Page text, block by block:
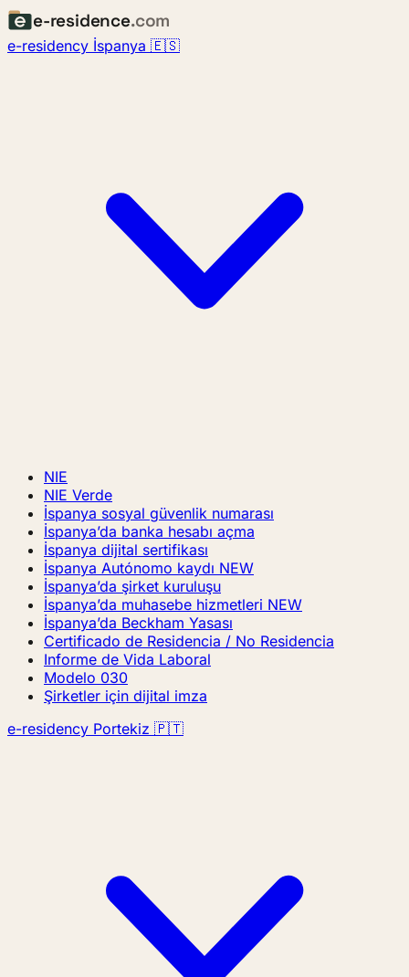
e-residence.com
e-residency İspanya 🇪🇸
NIE
NIE Verde
İspanya sosyal güvenlik numarası
İspanya’da banka hesabı açma
İspanya dijital sertifikası
İspanya Autónomo kaydı NEW
İspanya’da şirket kuruluşu
İspanya’da muhasebe hizmetleri NEW
İspanya’da Beckham Yasası
Certificado de Residencia / No Residencia
Informe de Vida Laboral
Modelo 030
Şirketler için dijital imza
e-residency Portekiz 🇵🇹